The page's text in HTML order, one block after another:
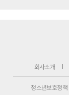
회사소개
청소년보호정책